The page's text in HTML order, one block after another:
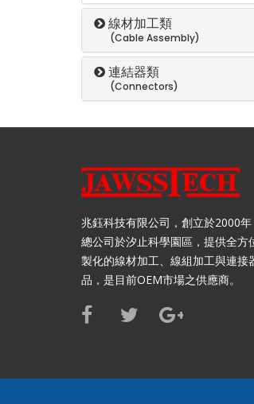
線材加工類
(Cable Assembly)
連結器類
(Connectors)
兆鈺科技有限公司，創立於2000
總公司於汐止科學園區，提供全方
製化的線材加工、線組加工與連接
品，是目前OEM市場之供應商。